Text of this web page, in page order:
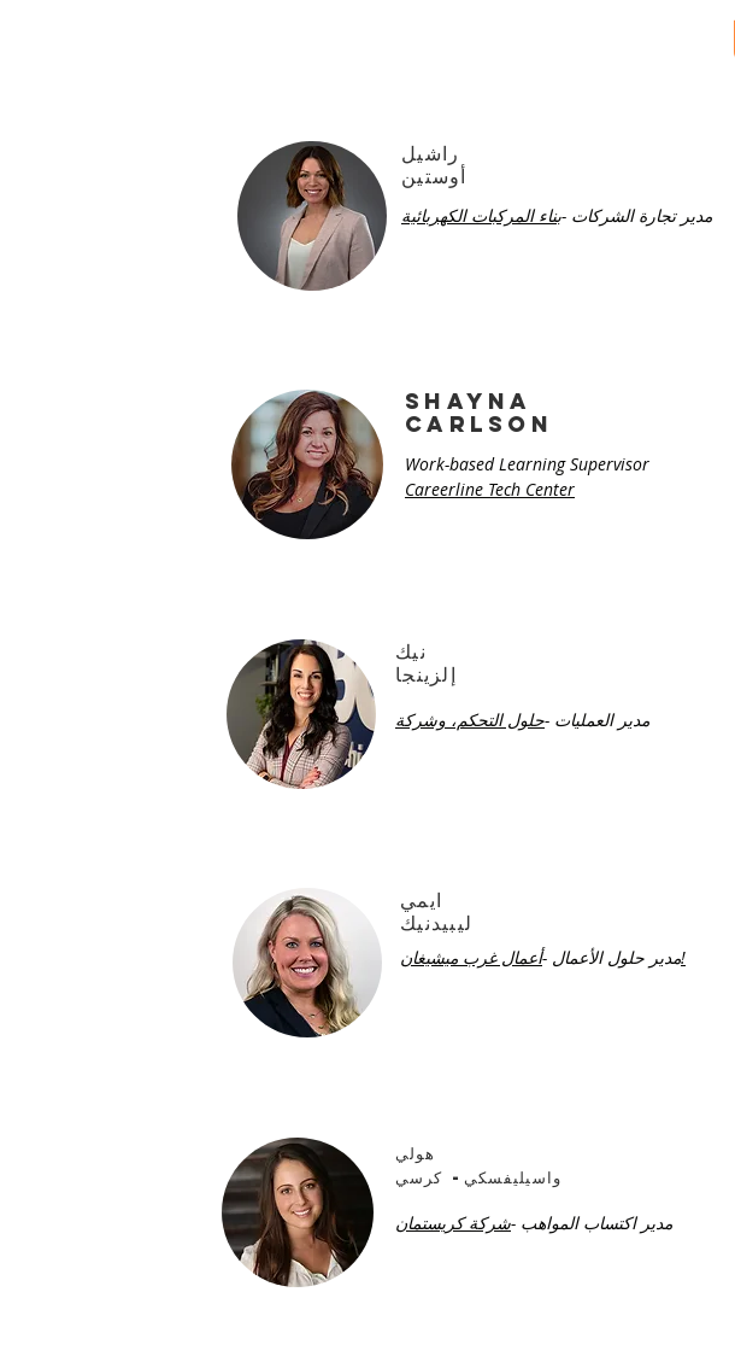
راشيل
أوستين
مدير تجارة الشركات -بناء المركبات الكهربائية
SHayna
Carlson
Work-based Learning Supervisor
Careerline Tech Center
نيك
إلزينجا
مدير العمليات -حلول التحكم، وشركة
ايمي
ليبيدنيك
مدير حلول الأعمال -أعمال غرب ميشيغان!
هولي
واسيليفسكي- كرسي
مدير اكتساب المواهب -شركة كريستمان